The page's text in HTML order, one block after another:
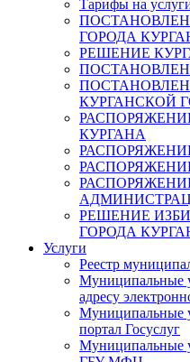
Тарифы на
ГОРОДА
РЕШЕНИЕ
КУРГАНСКОЙ
КУРГАНА
РЕШЕНИЕ
ГОРОДА
Услуги
Реестр
Муниципальные
адресу
Муниципальные
портал Госуслуг
Муниципальные